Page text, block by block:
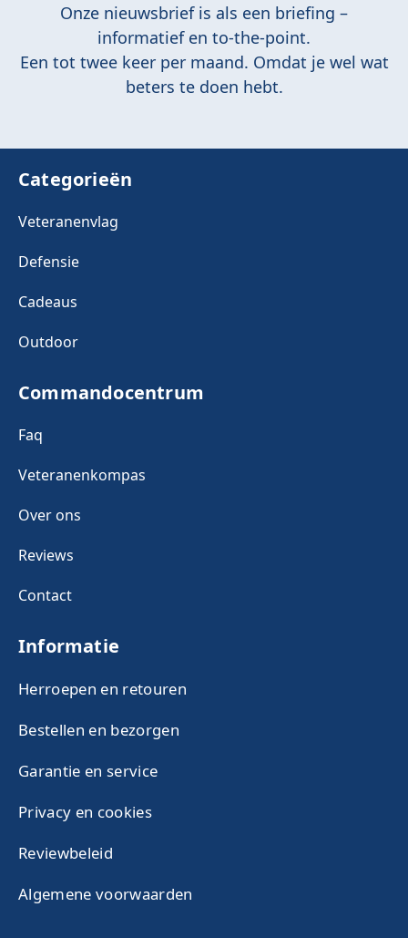
Onze nieuwsbrief is als een briefing –
informatief en to-the-point.
Een tot twee keer per maand. Omdat je wel wat
beters te doen hebt.
Categorieën
Veteranenvlag
Defensie
Cadeaus
Outdoor
Commandocentrum
Faq
Veteranenkompas
Over ons
Reviews
Contact
Informatie
Herroepen en retouren
Bestellen en bezorgen
Garantie en service
Privacy en cookies
Reviewbeleid
Algemene voorwaarden